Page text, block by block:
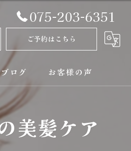
075-203-6351
ご予約はこちら
ブログ
コラム
お客様の声
美髪ケア